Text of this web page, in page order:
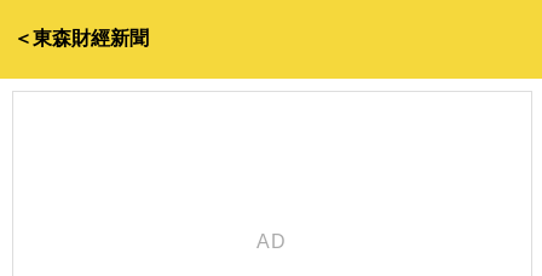
＜東森財經新聞